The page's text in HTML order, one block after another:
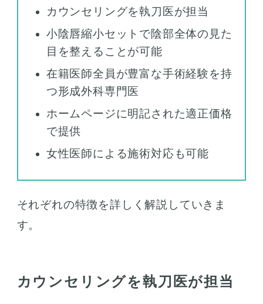
カウンセリングを執刀医が担当
小陰唇縮小セットで陰部全体の見た
目を整えることが可能
在籍医師全員が豊富な手術経験を持
つ形成外科専門医
ホームページに明記された適正価格
で提供
女性医師による施術対応も可能
それぞれの特徴を詳しく解説していきま
す。
カウンセリングを執刀医が担当